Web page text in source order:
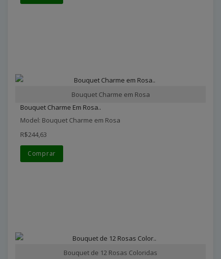
Bouquet Charme em Rosa
Bouquet Charme Em Rosa..
Model: Bouquet Charme em Rosa
R$244,63
Comprar
Bouquet de 12 Rosas Coloridas